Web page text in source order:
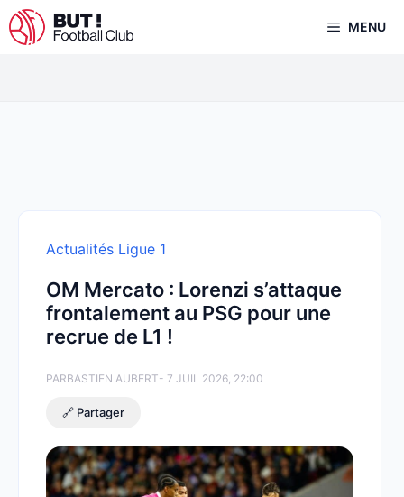
Aller
au
MENU
Actualités Ligue 1
OM Mercato : Lorenzi s’attaque
frontalement au PSG pour une
recrue de L1 !
PARBASTIEN AUBERT- 7 JUIL 2026, 22:00
🔗 Partager